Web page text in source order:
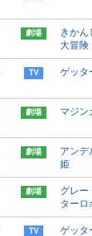
きかん
大冒険
ゲッタ
マジン
アンデ
姫
グレー
ターロ
ゲッタ